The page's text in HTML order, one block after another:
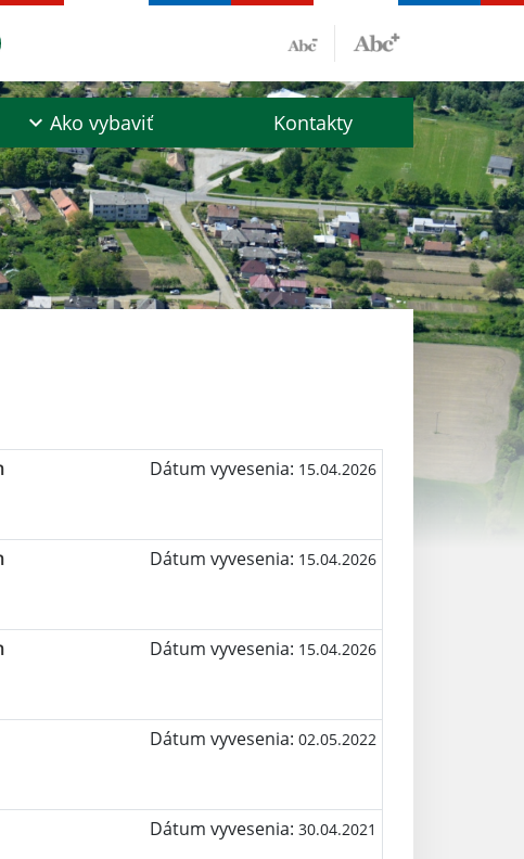
Ako vybaviť Kontakty
Dátum vyvesenia: 15.04.2026
Dátum vyvesenia: 15.04.2026
Dátum vyvesenia: 15.04.2026
Dátum vyvesenia: 02.05.2022
Dátum vyvesenia: 30.04.2021